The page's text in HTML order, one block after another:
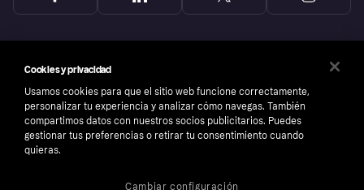
Cookies y privacidad
Usamos cookies para que el sitio web funcione correctamente,
personalizar tu experiencia y analizar cómo navegas. También
compartimos datos con nuestros socios publicitarios. Puedes
gestionar tus preferencias o retirar tu consentimiento cuando
quieras.
Cambiar configuración